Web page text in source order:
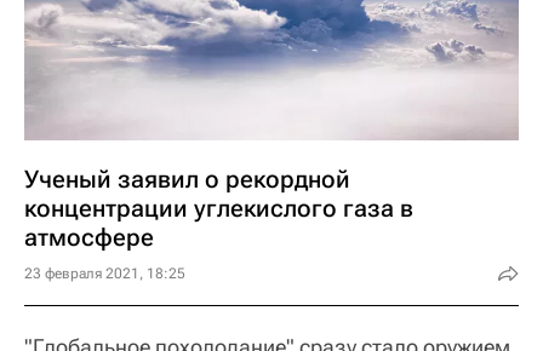
Ученый заявил о рекордной
концентрации углекислого газа в
атмосфере
23 февраля 2021, 18:25